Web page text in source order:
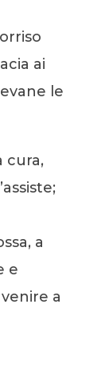
ai
le
cura,
a
e
a